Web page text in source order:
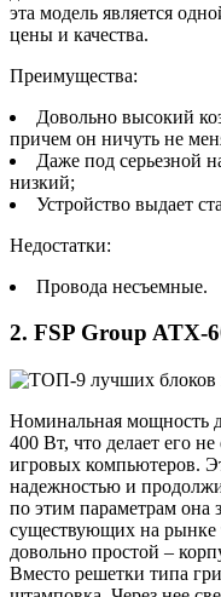
эта модель является
цены и качества.
Преимущества:
Довольно высокий
причем он ничуть не
Даже под серьезной
низкий;
Устройство выдает
Недостатки:
Провода несъемные.
2. FSP Group ATX-
Номинальная мощность
400 Вт, что делает его
игровых компьютеров.
надежностью и
по этим параметрам она
существующих на
довольно простой –
Вместо решетки типа